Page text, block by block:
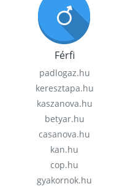
Férfi
padlogaz.hu
keresztapa.hu
kaszanova.hu
betyar.hu
casanova.hu
kan.hu
cop.hu
gyakornok.hu